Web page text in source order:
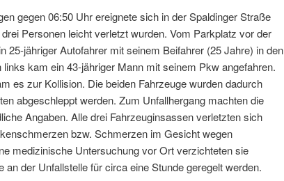
gegen 06:50 Uhr ereignete sich in der Spaldinger Straße
Personen leicht verletzt wurden. Vom Parkplatz vor der
25-jähriger Autofahrer mit seinem Beifahrer (25 Jahre) in den
kam ein 43-jähriger Mann mit seinem Pkw angefahren.
es zur Kollision. Die beiden Fahrzeuge wurden dadurch
abgeschleppt werden. Zum Unfallhergang machten die
Angaben. Alle drei Fahrzeuginsassen verletzten sich
bzw. Schmerzen im Gesicht wegen
medizinische Untersuchung vor Ort verzichteten sie
an der Unfallstelle für circa eine Stunde geregelt werden.